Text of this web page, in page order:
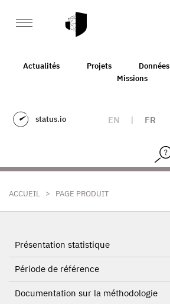
Actualités Projets Données
Missions
status.io EN | FR
ACCUEIL > PAGE PRODUIT
Présentation statistique
Période de référence
Documentation sur la méthodologie